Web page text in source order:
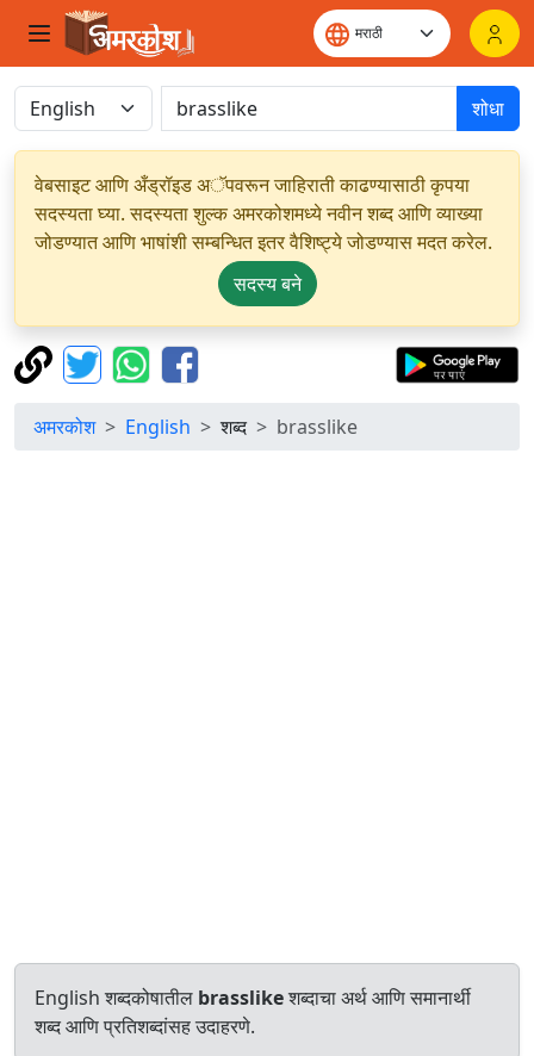
शोधा
वेबसाइट आणि अँड्रॉइड अॅपवरून जाहिराती काढण्यासाठी कृपया
सदस्यता घ्या. सदस्यता शुल्क अमरकोशमध्ये नवीन शब्द आणि व्याख्या
जोडण्यात आणि भाषांशी सम्बन्धित इतर वैशिष्ट्ये जोडण्यास मदत करेल.
सदस्य बने
अमरकोश English शब्द brasslike
English शब्दकोषातील brasslikeशब्दाचा अर्थ आणि समानार्थी
शब्द आणि प्रतिशब्दांसह उदाहरणे.